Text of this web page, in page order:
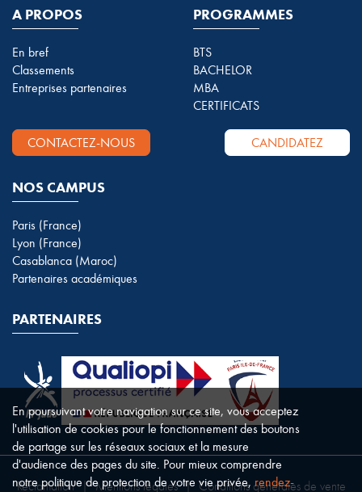
A PROPOS
En bref
Classements
Entreprises partenaires
PROGRAMMES
BTS
BACHELOR
MBA
CERTIFICATS
CONTACTEZ-NOUS CANDIDATEZ
NOS CAMPUS
Paris (France)
Lyon (France)
Casablanca (Maroc)
Partenaires académiques
PARTENAIRES
Réclamation | Mentions légales | Conditions générales de vente
En poursuivant votre navigation sur ce site, vous acceptez
l'utilisation de cookies pour le fonctionnement des boutons
de partage sur les réseaux sociaux et la mesure
d'audience des pages du site. Pour mieux comprendre
notre politique de protection de votre vie privée,rendez-